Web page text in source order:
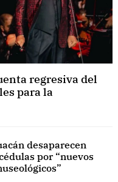
regresiva del
para la
desaparecen
por “nuevos